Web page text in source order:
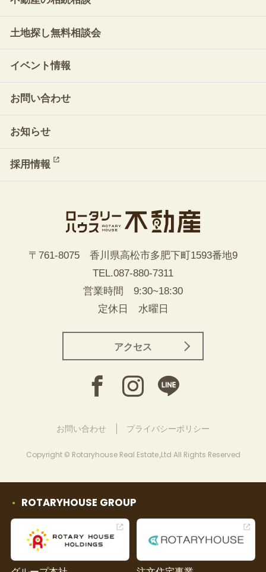
土地探し無料相談会
イベント情報
お問い合わせ
お知らせ
採用情報
〒761-8075 香川県高松市多肥下町1593番地9
TEL.087-880-7311
営業時間 9:30~18:30
定休日 水曜日
アクセス
お問い合わせ プライバシーポリシー
Copyright © Rotaryhouse Real Estate.,Ltd All Rights Reserved
ROTARYHOUSE GROUP